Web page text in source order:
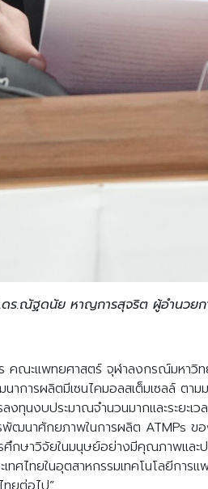
ร.ณัฐดนัย หาญการสุจริต ผู้อำนวยก
ณะแพทยศาสตร์ จุฬาลงกรณ์มหาวิท
ารผลิตมีเซนไคมอลสเต็มเซลล์ ตา
งทุนงบประมาณจำนวนมากและระย
นาศักยภาพในการผลิต ATMPs ขอ
กษาวิจัยในมนุษย์อย่างมีคุณภาพและ
ทศไทยในอุตสาหกรรมเทคโนโลยีกา